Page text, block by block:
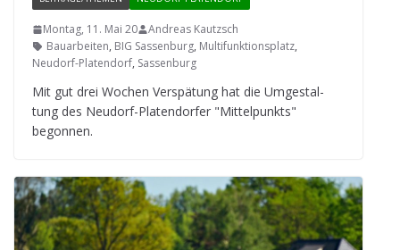
Montag, 11. Mai 20
Andreas Kautzsch
Bauarbeiten, BIG Sassenburg, Multifunktionsplatz,
Neudorf-Platendorf, Sassenburg
Mit gut drei Wochen Ver­spä­tung hat die Umge­stal­
tung des Neu­dorf-Pla­ten­dor­fer "Mit­tel­punkts"
begonnen.